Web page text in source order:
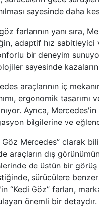
sayesinde daha
farlarının yanı sıra,
adaptif hız
bir deneyim
sayesinde
araçlarının iç
ergonomik
Ayrıca,
bilgilerine ve
Göz Mercedes” olarak
araçların dış
de üstün bir
sürücülere
“Kedi Göz” farları,
önemli bir detaydır.